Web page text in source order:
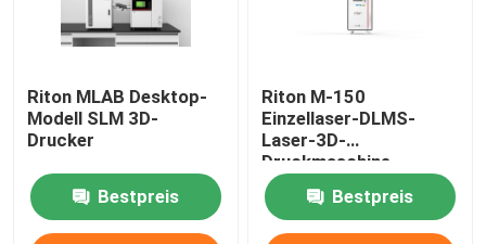
Titan-Drucker 3d
Maschine zum Biegen von Draht DMIS-V1
Maschine zum Biegen von Draht DMIS-V1
Riton MLAB Desktop-
Modell SLM 3D-
Drucker
Bestpreis
Riton M-150
Einzellaser-DLMS-
Laser-3D-
Druckmaschine
Bestpreis